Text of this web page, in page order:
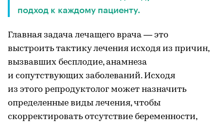
подход к каждому пациенту.
Главная задача лечащего врача — это
выстроить тактику лечения исходя из причин,
вызвавших бесплодие, анамнеза
и сопутствующих заболеваний. Исходя
из этого репродуктолог может назначить
определенные виды лечения, чтобы
скорректировать отсутствие беременности,